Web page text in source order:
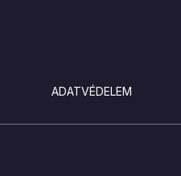
ADATVÉDELEM